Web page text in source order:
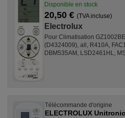
Disponible en stock
20,50 € (TVA incluse)
Electrolux
Pour Climatisation
(D4324009), all, R410A,
DBM535AM, LSD2461HL,
Télécommande d'origine
ELECTROLUX